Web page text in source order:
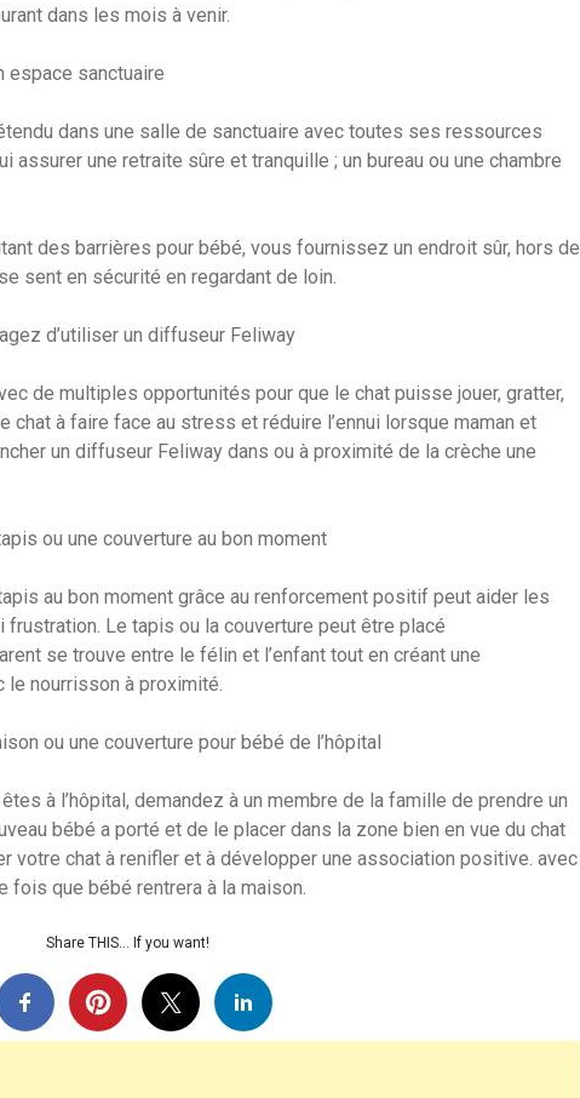
dans les mois à venir.
espace sanctuaire
dans une salle de sanctuaire avec toutes ses ressources
assurer une retraite sûre et tranquille ; un bureau ou une chambre
des barrières pour bébé, vous fournissez un endroit sûr, hors de
sent en sécurité en regardant de loin.
d’utiliser un diffuseur Feliway
de multiples opportunités pour que le chat puisse jouer, gratter,
chat à faire face au stress et réduire l’ennui lorsque maman et
un diffuseur Feliway dans ou à proximité de la crèche une
ou une couverture au bon moment
au bon moment grâce au renforcement positif peut aider les
Le tapis ou la couverture peut être placé
se trouve entre le félin et l’enfant tout en créant une
nourrisson à proximité.
ou une couverture pour bébé de l’hôpital
à l’hôpital, demandez à un membre de la famille de prendre un
bébé a porté et de le placer dans la zone bien en vue du chat
votre chat à renifler et à développer une association positive. avec
fois que bébé rentrera à la maison.
Share THIS… If you want!